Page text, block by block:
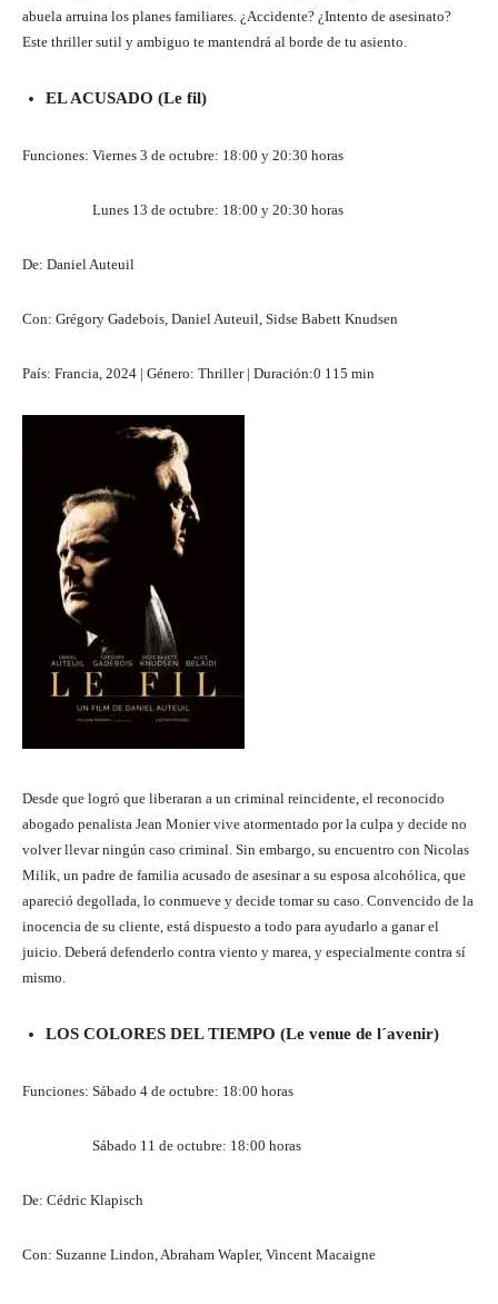
abuela arruina los planes familiares. ¿Accidente? ¿Intento de asesinato?
Este thriller sutil y ambiguo te mantendrá al borde de tu asiento.
EL ACUSADO (Le fil)
Funciones: Viernes 3 de octubre: 18:00 y 20:30 horas
Lunes 13 de octubre: 18:00 y 20:30 horas
De: Daniel Auteuil
Con: Grégory Gadebois, Daniel Auteuil, Sidse Babett Knudsen
País: Francia, 2024 | Género: Thriller | Duración:0 115 min
Desde que logró que liberaran a un criminal reincidente, el reconocido
abogado penalista Jean Monier vive atormentado por la culpa y decide no
volver llevar ningún caso criminal. Sin embargo, su encuentro con Nicolas
Milik, un padre de familia acusado de asesinar a su esposa alcohólica, que
apareció degollada, lo conmueve y decide tomar su caso. Convencido de la
inocencia de su cliente, está dispuesto a todo para ayudarlo a ganar el
juicio. Deberá defenderlo contra viento y marea, y especialmente contra sí
mismo.
LOS COLORES DEL TIEMPO (Le venue de l´avenir)
Funciones: Sábado 4 de octubre: 18:00 horas
Sábado 11 de octubre: 18:00 horas
De: Cédric Klapisch
Con: Suzanne Lindon, Abraham Wapler, Vincent Macaigne